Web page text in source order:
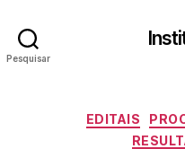
Pesquisar
EDITAIS